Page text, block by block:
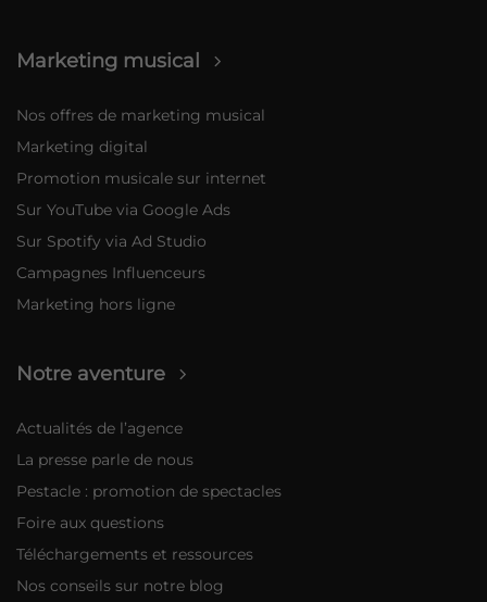
Marketing musical
Nos offres de marketing musical
Marketing digital
Promotion musicale sur internet
Sur YouTube via Google Ads
Sur Spotify via Ad Studio
Campagnes Influenceurs
Marketing hors ligne
Notre aventure
Actualités de l’agence
La presse parle de nous
Pestacle : promotion de spectacles
Foire aux questions
Téléchargements et ressources
Nos conseils sur notre blog